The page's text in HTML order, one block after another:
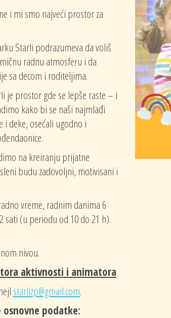
i mi smo najveći prostor za
Starli podrazumeva da voliš
radnu atmosferu i da
sa decom i roditeljima.
je prostor gde se lepše raste – i
kako bi se naši najmlađi
deke, osećali ugodno i
na kreiranju prijatne
budu zadovoljni, motivisani i
vreme, radnim danima 6
sati (u periodu od 10 do 21 h).
nivou.
aktivnosti i animatora
starlizp@gmail.com.
osnovne podatke: